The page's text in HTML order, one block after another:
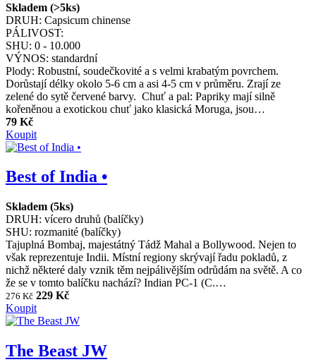
Skladem (>5ks)
DRUH: Capsicum chinense
PÁLIVOST:
SHU: 0 - 10.000
VÝNOS: standardní
Plody: Robustní, soudečkovité a s velmi krabatým povrchem.
Dorůstají délky okolo 5-6 cm a asi 4-5 cm v průměru. Zrají ze
zelené do sytě červené barvy. Chuť a pal: Papriky mají silně
kořeněnou a exotickou chuť jako klasická Moruga, jsou…
79 Kč
Koupit
Best of India •
Skladem (5ks)
DRUH: vícero druhů (balíčky)
SHU: rozmanité (balíčky)
Tajuplná Bombaj, majestátný Tádž Mahal a Bollywood. Nejen to
však reprezentuje Indii. Místní regiony skrývají řadu pokladů, z
nichž některé daly vznik těm nejpálivějším odrůdám na světě. A co
že se v tomto balíčku nachází? Indian PC-1 (C.…
276 Kč 229 Kč
Koupit
The Beast JW